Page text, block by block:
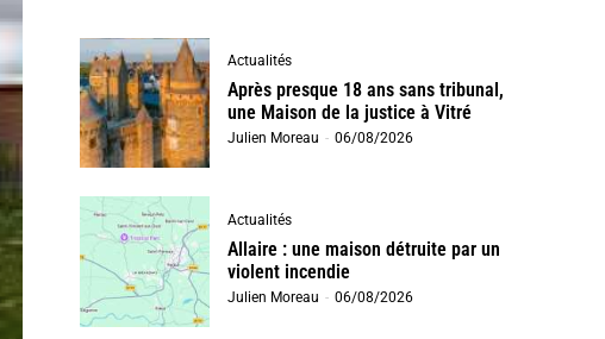
Actualités
Après presque 18 ans sans tribunal,
une Maison de la justice à Vitré
Julien Moreau - 06/08/2026
Actualités
Allaire : une maison détruite par un
violent incendie
Julien Moreau - 06/08/2026